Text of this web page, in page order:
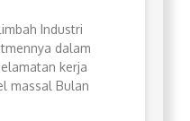
Industri
dalam
kerja
massal Bulan